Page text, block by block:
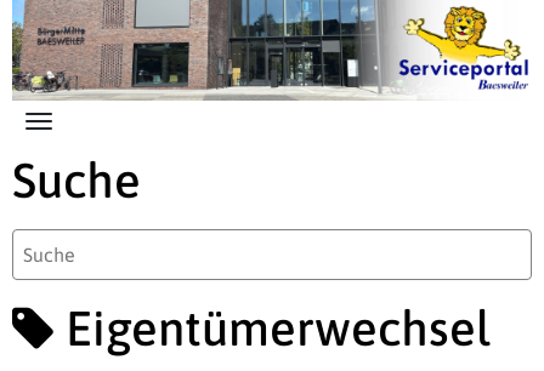
Zum Hauptinhalt springen
Suche
Eigentümerwechsel